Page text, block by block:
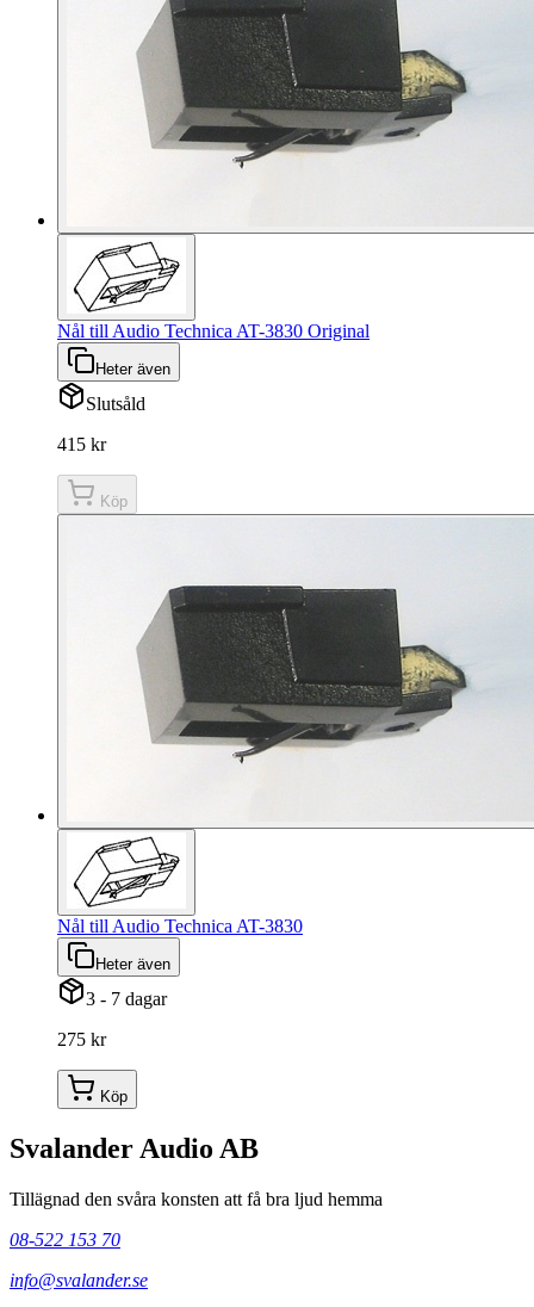
Nål till Audio Technica AT-3830 Original
Heter även
Slutsåld
415 kr
Köp
Nål till Audio Technica AT-3830
Heter även
3 - 7 dagar
275 kr
Köp
Svalander Audio AB
Tillägnad den svåra konsten att få bra ljud hemma
08-522 153 70
info@svalander.se